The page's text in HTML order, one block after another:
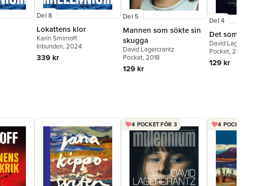
Del 8
Lokattens klor
Karin Smirnoff
Inbunden, 2024
339 kr
Del 5
Mannen som sökte sin
skugga
David Lagercrantz
Pocket, 2018
129 kr
Del 4
Det som inte
David Lagercrantz
Pocket, 2016
129 kr
4 POCKET FÖR 3 4 POCKET FÖR